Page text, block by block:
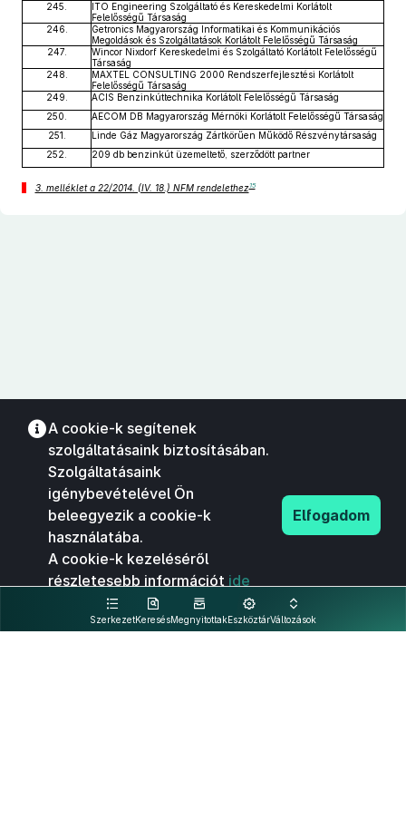
245.
ITO Engineering Szolgáltató és Kereskedelmi Korlátolt
Felelősségű Társaság
246.
Getronics Magyarország Informatikai és Kommunikációs
Megoldások és Szolgáltatások Korlátolt Felelősségű Társaság
247.
Wincor Nixdorf Kereskedelmi és Szolgáltató Korlátolt Felelősségű
Társaság
248.
MAXTEL CONSULTING 2000 Rendszerfejlesztési Korlátolt
Felelősségű Társaság
249.
ACIS Benzinkúttechnika Korlátolt Felelősségű Társaság
250.
AECOM DB Magyarország Mérnöki Korlátolt Felelősségű Társaság
251.
Linde Gáz Magyarország Zártkörűen Működő Részvénytársaság
252.
209 db benzinkút üzemeltető, szerződött partner
3. melléklet a 22/2014. (IV. 18.) NFM rendelethez15
SzerkezetKeresésMegnyitottakEszköztárVáltozások
A cookie-k segítenek
szolgáltatásaink biztosításában.
Szolgáltatásaink
igénybevételével Ön
beleegyezik a cookie-k
használatába.
A cookie-k kezeléséről
részletesebb információt ide
kattintva olvashat.
Elfogadom